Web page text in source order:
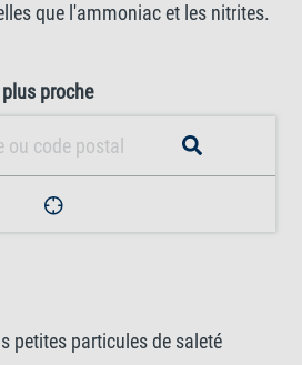
que l'ammoniac et les nitrites.
proche
petites particules de saleté